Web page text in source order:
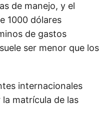
de manejo, y el
1000 dólares
de gastos
ser menor que los
internacionales
matrícula de las